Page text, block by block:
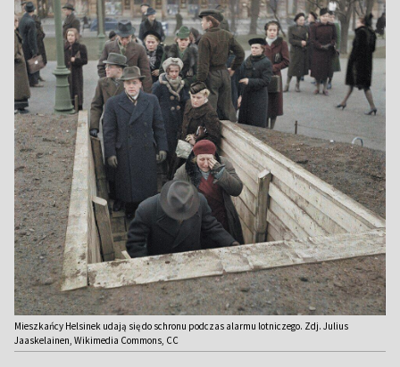
Mieszkańcy Helsinek udają się do schronu podczas alarmu lotniczego. Zdj. Julius
Jaaskelainen, Wikimedia Commons, CC